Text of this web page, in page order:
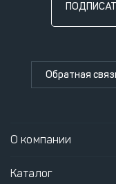
Обратная
О компании
Каталог